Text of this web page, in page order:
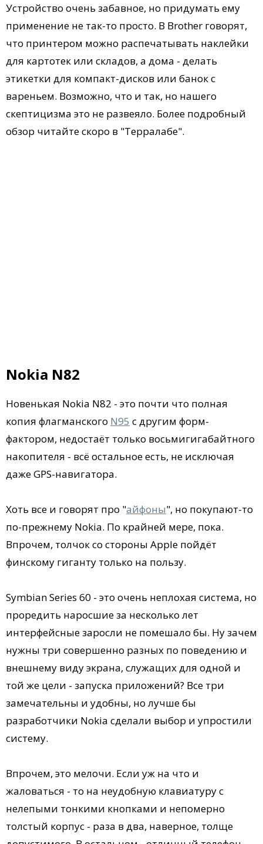
Устройство очень забавное, но придумать ему
применение не так-то просто. В Brother говорят,
что принтером можно распечатывать наклейки
для картотек или складов, а дома - делать
этикетки для компакт-дисков или банок с
вареньем. Возможно, что и так, но нашего
скептицизма это не развеяло. Более подробный
обзор читайте скоро в "Терралабе".
Nokia N82
Новенькая Nokia N82 - это почти что полная
копия флагманского N95 с другим форм-
фактором, недостаёт только восьмигигабайтного
накопителя - всё остальное есть, не исключая
даже GPS-навигатора.
Хоть все и говорят про "айфоны", но покупают-то
по-прежнему Nokia. По крайней мере, пока.
Впрочем, толчок со стороны Apple пойдёт
финскому гиганту только на пользу.
Symbian Series 60 - это очень неплохая система, но
проредить наросшие за несколько лет
интерфейсные заросли не помешало бы. Ну зачем
нужны три совершенно разных по поведению и
внешнему виду экрана, служащих для одной и
той же цели - запуска приложений? Все три
замечательны и удобны, но лучше бы
разработчики Nokia сделали выбор и упростили
систему.
Впрочем, это мелочи. Если уж на что и
жаловаться - то на неудобную клавиатуру с
нелепыми тонкими кнопками и непомерно
толстый корпус - раза в два, наверное, толще